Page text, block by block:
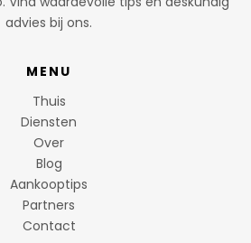
advies bij ons.
MENU
Thuis
Diensten
Over
Blog
Aankooptips
Partners
Contact